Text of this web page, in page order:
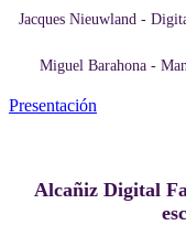
Jacques Nieuwland -
Miguel Barahona -
Presentación
Alcañiz Digital